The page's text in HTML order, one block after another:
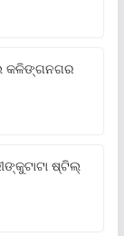
କଳିଙ୍ଗନଗର
ଷ୍ଟିଲ୍